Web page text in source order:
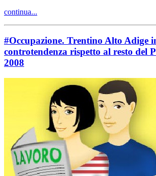
continua...
#Occupazione. Trentino Alto Adige
controtendenza rispetto al resto del
2008